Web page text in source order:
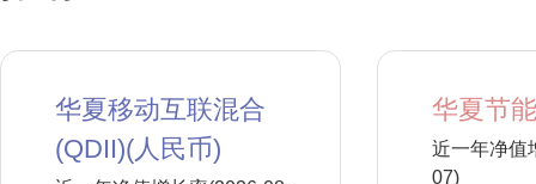
华夏移动互联混合
(QDII)(人民币)
华夏节
近一年净值
07)